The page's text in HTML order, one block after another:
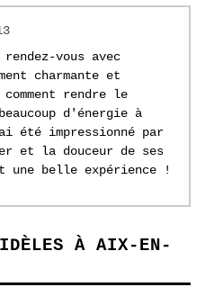
vous avec
charmante et
rendre le
d'énergie à
été impressionné par
et la douceur de ses
une belle expérience !
À AIX-EN-